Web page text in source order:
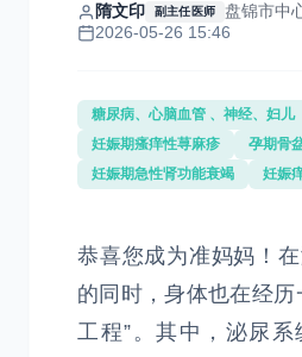
隋文印 副主任医师
盘锦市中
2026-05-26 15:46
糖尿病、心脑血管 、神经、妇儿
妊娠期瘙痒性荨麻疹
孕期骨
妊娠期急性肾功能衰竭
妊娠
恭喜您成为准妈妈！
的同时，身体也在经历
工程”。其中，泌尿系